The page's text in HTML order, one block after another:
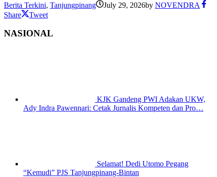
Berita Terkini, Tanjungpinang July 29, 2026by NOVENDRA
Share
Tweet
NASIONAL
KJK Gandeng PWI Adakan UKW,
Ady Indra Pawennari: Cetak Jurnalis Kompeten dan Pro…
Selamat! Dedi Utomo Pegang
“Kemudi” PJS Tanjungpinang-Bintan